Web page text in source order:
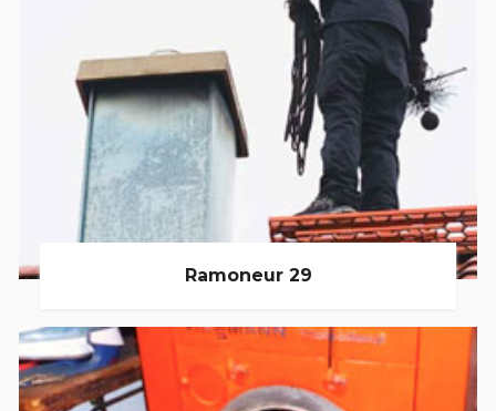
Ramoneur 29